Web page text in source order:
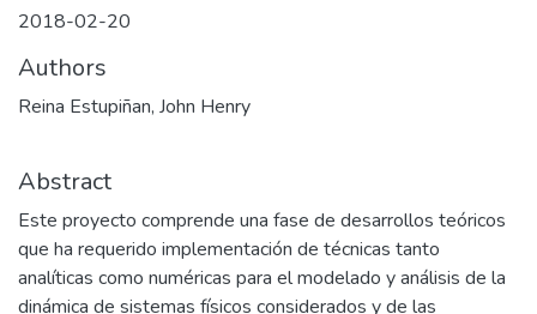
2018-02-20
Authors
Reina Estupiñan, John Henry
Abstract
Este proyecto comprende una fase de desarrollos teóricos
que ha requerido implementación de técnicas tanto
analíticas como numéricas para el modelado y análisis de la
dinámica de sistemas físicos considerados y de las